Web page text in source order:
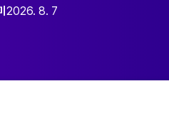
2026. 8. 7